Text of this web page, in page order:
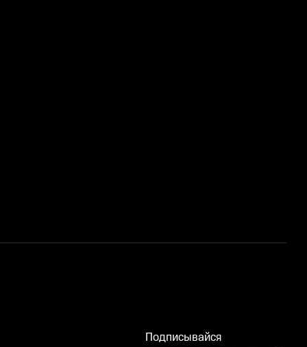
Подписывайся